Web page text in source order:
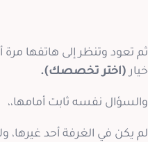
ثم تعود وتنظر إلى هاتفها
خيار (اختر تخصصك).
والسؤال نفسه ثابت أمامها،،
لم يكن في الغرفة أحد غيرها،